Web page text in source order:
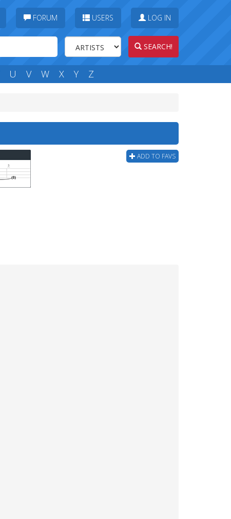
FORUM USERS LOG IN
SEARCH!
U V W X Y Z
ADD TO FAVS